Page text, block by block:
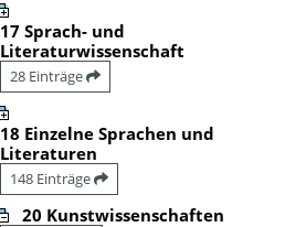
17 Sprach- und
Literaturwissenschaft
28 Einträge
18 Einzelne Sprachen und
Literaturen
148 Einträge
20 Kunstwissenschaften